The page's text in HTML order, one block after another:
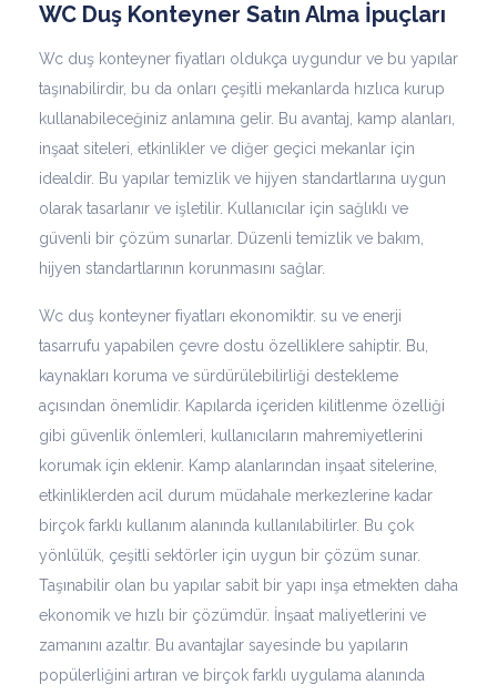
WC Duş Konteyner Satın Alma İpuçları
Wc duş konteyner fiyatları oldukça uygundur ve bu yapılar
taşınabilirdir, bu da onları çeşitli mekanlarda hızlıca kurup
kullanabileceğiniz anlamına gelir. Bu avantaj, kamp alanları,
inşaat siteleri, etkinlikler ve diğer geçici mekanlar için
idealdir. Bu yapılar temizlik ve hijyen standartlarına uygun
olarak tasarlanır ve işletilir. Kullanıcılar için sağlıklı ve
güvenli bir çözüm sunarlar. Düzenli temizlik ve bakım,
hijyen standartlarının korunmasını sağlar.
Wc duş konteyner fiyatları ekonomiktir. su ve enerji
tasarrufu yapabilen çevre dostu özelliklere sahiptir. Bu,
kaynakları koruma ve sürdürülebilirliği destekleme
açısından önemlidir. Kapılarda içeriden kilitlenme özelliği
gibi güvenlik önlemleri, kullanıcıların mahremiyetlerini
korumak için eklenir. Kamp alanlarından inşaat sitelerine,
etkinliklerden acil durum müdahale merkezlerine kadar
birçok farklı kullanım alanında kullanılabilirler. Bu çok
yönlülük, çeşitli sektörler için uygun bir çözüm sunar.
Taşınabilir olan bu yapılar sabit bir yapı inşa etmekten daha
ekonomik ve hızlı bir çözümdür. İnşaat maliyetlerini ve
zamanını azaltır. Bu avantajlar sayesinde bu yapıların
popülerliğini artıran ve birçok farklı uygulama alanında